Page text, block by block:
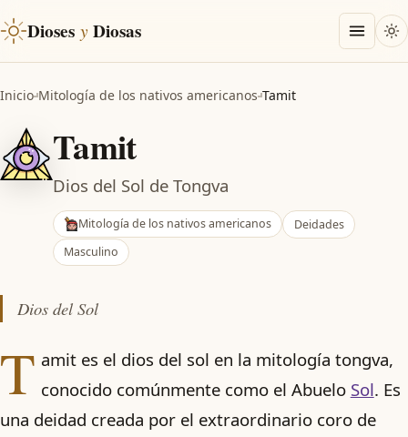
Dioses y Diosas
Inicio Mitología de los nativos americanos Tamit
Tamit
Dios del Sol de Tongva
Mitología de los nativos americanos
Deidades
Masculino
Dios del Sol
T amit es el dios del sol en la mitología tongva,
conocido comúnmente como el Abuelo Sol. Es
una deidad creada por el extraordinario coro de